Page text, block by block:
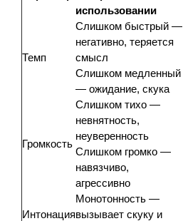
использовании
Темп
Слишком быстрый —
негативно, теряется
смысл
Слишком медленный
— ожидание, скука
Громкость
Слишком тихо —
невнятность,
неуверенность
Слишком громко —
навязчиво,
агрессивно
Интонация
Монотонность —
вызывает скуку и